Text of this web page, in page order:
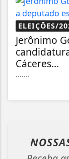
ELEIÇÕES/
Jerônimo
Cáceres...
.......